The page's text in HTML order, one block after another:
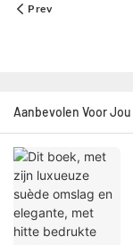
Prev
Aanbevolen Voor Jou